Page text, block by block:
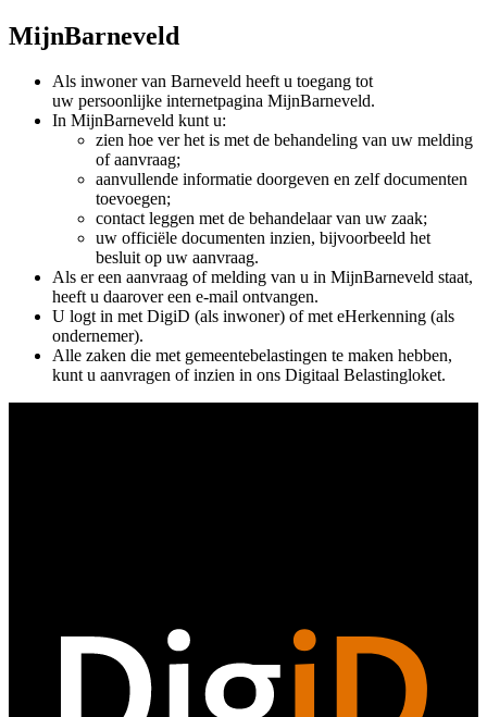
MijnBarneveld
Als inwoner van Barneveld heeft u toegang tot
uw persoonlijke internetpagina MijnBarneveld.
In MijnBarneveld kunt u:
zien hoe ver het is met de behandeling van uw melding
of aanvraag;
aanvullende informatie doorgeven en zelf documenten
toevoegen;
contact leggen met de behandelaar van uw zaak;
uw officiële documenten inzien, bijvoorbeeld het
besluit op uw aanvraag.
Als er een aanvraag of melding van u in MijnBarneveld staat,
heeft u daarover een e-mail ontvangen.
U logt in met DigiD (als inwoner) of met eHerkenning (als
ondernemer).
Alle zaken die met gemeentebelastingen te maken hebben,
kunt u aanvragen of inzien in ons Digitaal Belastingloket.